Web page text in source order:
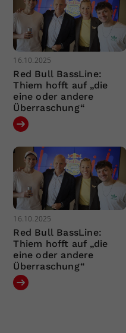
16.10.2025
Red Bull BassLine:
Thiem hofft auf „die
eine oder andere
Überraschung“
16.10.2025
Red Bull BassLine:
Thiem hofft auf „die
eine oder andere
Überraschung“